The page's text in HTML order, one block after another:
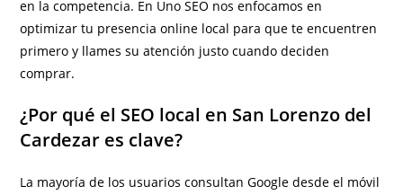
en la competencia. En Uno SEO nos enfocamos en
optimizar tu presencia online local para que te encuentren
primero y llames su atención justo cuando deciden
comprar.
¿Por qué el SEO local en San Lorenzo del
Cardezar es clave?
La mayoría de los usuarios consultan Google desde el móvil